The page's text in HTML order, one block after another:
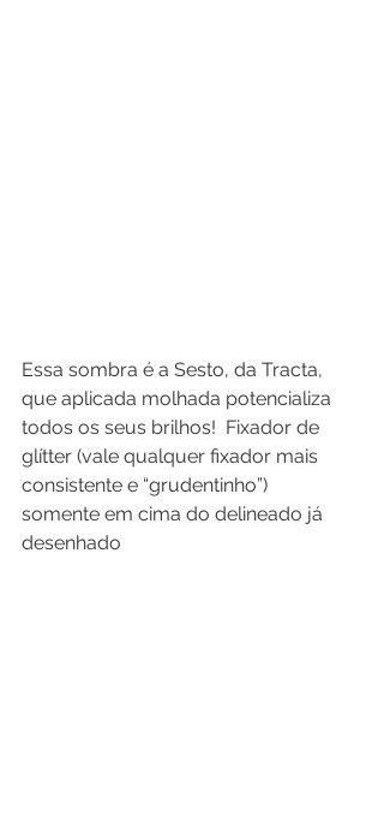
Essa sombra é a Sesto, da Tracta,
que aplicada molhada potencializa
todos os seus brilhos!  Fixador de
glítter (vale qualquer fixador mais
consistente e “grudentinho”)
somente em cima do delineado já
desenhado